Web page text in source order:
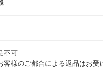
不可
客様のご都合による返品はお